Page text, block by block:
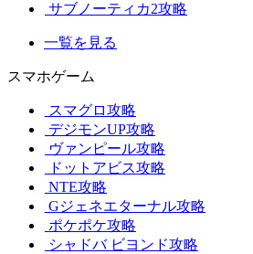
サブノーティカ2攻略
一覧を見る
スマホゲーム
スマグロ攻略
デジモンUP攻略
ヴァンピール攻略
ドットアビス攻略
NTE攻略
Gジェネエターナル攻略
ポケポケ攻略
シャドバ ビヨンド攻略